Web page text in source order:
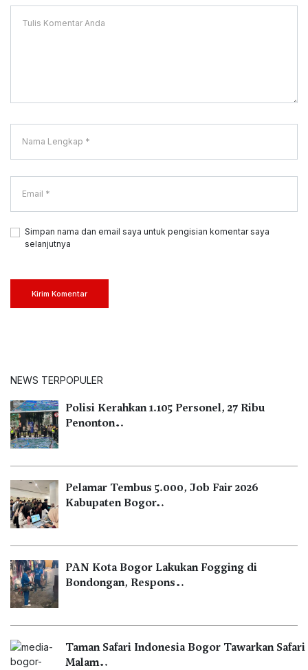
Simpan nama dan email saya untuk pengisian komentar saya
selanjutnya
Kirim Komentar
NEWS TERPOPULER
Polisi Kerahkan 1.105 Personel, 27 Ribu
Penonton…
Pelamar Tembus 5.000, Job Fair 2026
Kabupaten Bogor…
PAN Kota Bogor Lakukan Fogging di
Bondongan, Respons…
Taman Safari Indonesia Bogor Tawarkan Safari
Malam…